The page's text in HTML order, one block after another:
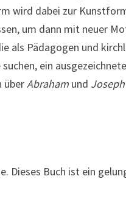
wird dabei zur
um dann mit neuer
als Pädagogen und
ein
überAbraham und Joseph
Dieses Buch ist ein